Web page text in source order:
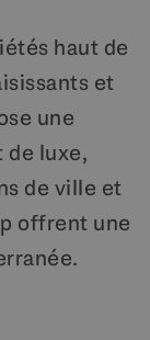
haut de
et
une
de luxe,
de ville et
offrent une